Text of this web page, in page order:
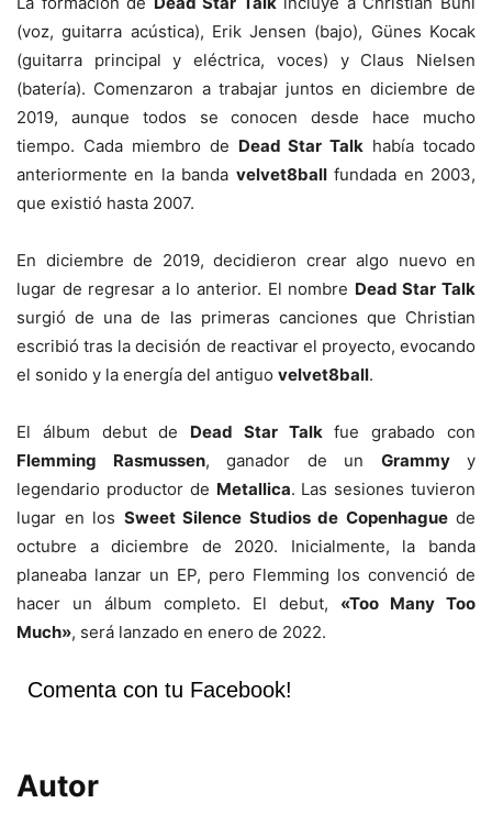
(voz, guitarra acústica), Erik Jensen (bajo), Günes Kocak
(guitarra principal y eléctrica, voces) y Claus Nielsen
(batería). Comenzaron a trabajar juntos en diciembre de
2019, aunque todos se conocen desde hace mucho
tiempo. Cada miembro de Dead Star Talk había tocado
anteriormente en la banda velvet8ballfundada en 2003,
que existió hasta 2007.
En diciembre de 2019, decidieron crear algo nuevo en
lugar de regresar a lo anterior. El nombre Dead Star Talk
surgió de una de las primeras canciones que Christian
escribió tras la decisión de reactivar el proyecto, evocando
el sonido y la energía del antiguo velvet8ball.
El álbum debut de Dead Star Talkfue grabado con
Flemming Rasmussen, ganador de un Grammyy
legendario productor de Metallica. Las sesiones tuvieron
lugar en los Sweet Silence Studios de Copenhaguede
octubre a diciembre de 2020. Inicialmente, la banda
planeaba lanzar un EP, pero Flemming los convenció de
hacer un álbum completo. El debut, «Too Many Too
Much», será lanzado en enero de 2022.
Comenta con tu Facebook!
Autor